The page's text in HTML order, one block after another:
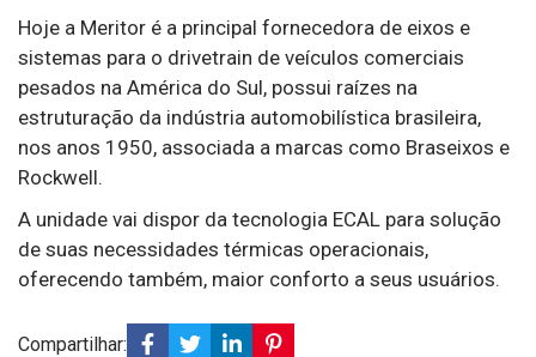
Hoje a Meritor é a principal fornecedora de eixos e
sistemas para o drivetrain de veículos comerciais
pesados na América do Sul, possui raízes na
estruturação da indústria automobilística brasileira,
nos anos 1950, associada a marcas como Braseixos e
Rockwell.
A unidade vai dispor da tecnologia ECAL para solução
de suas necessidades térmicas operacionais,
oferecendo também, maior conforto a seus usuários.
Compartilhar: